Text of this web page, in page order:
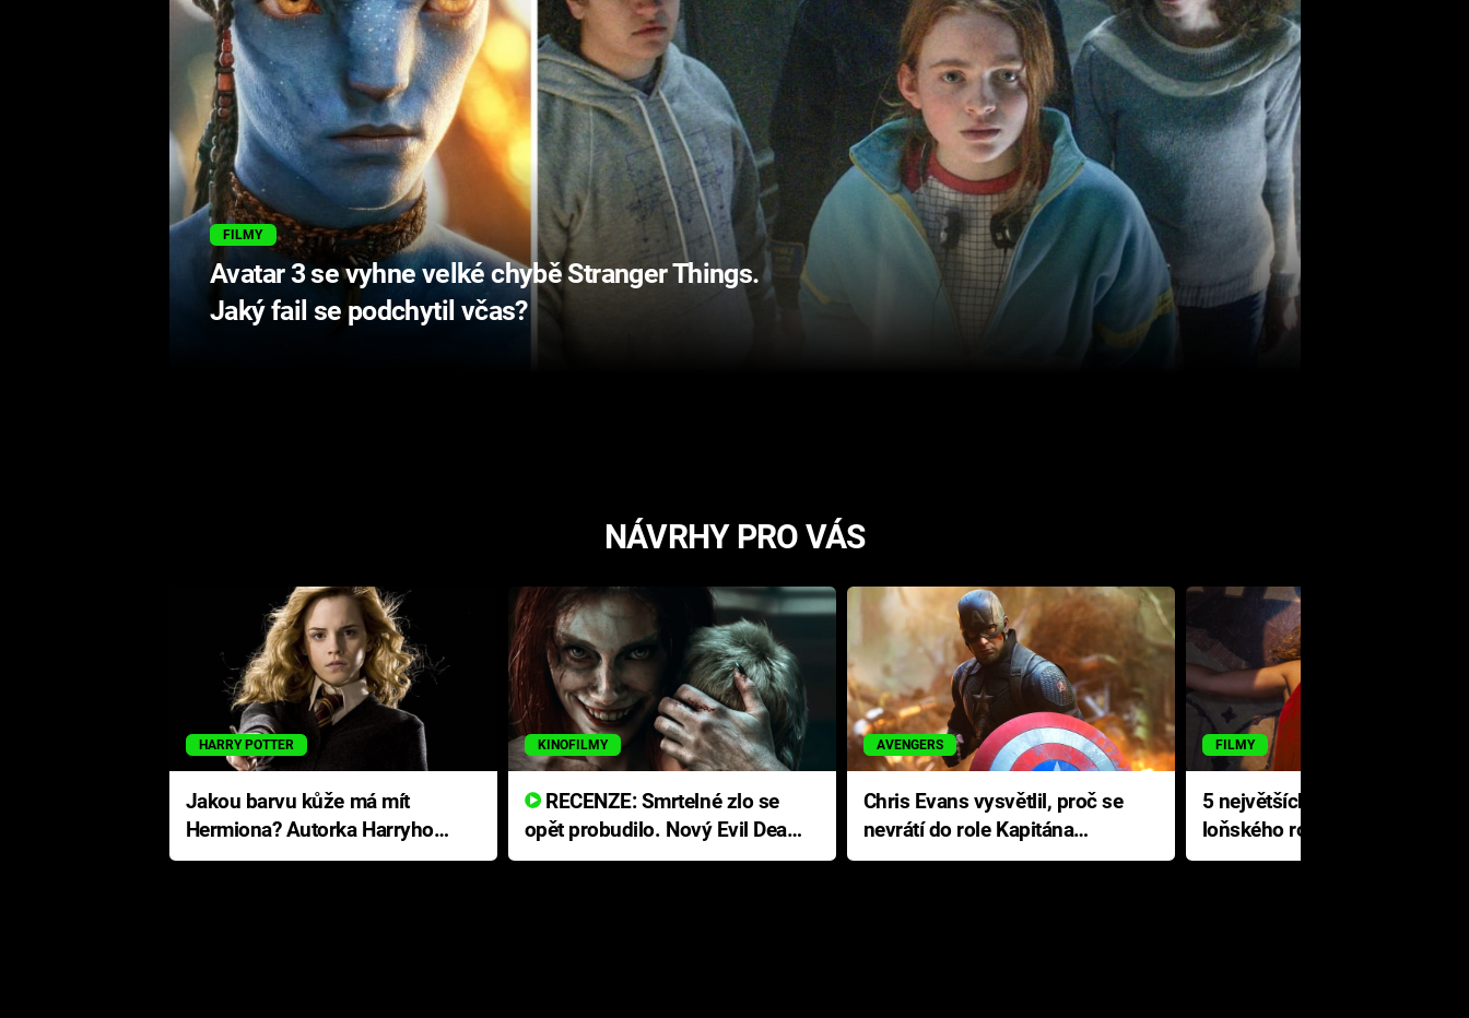
FILMY
Avatar 3 se vyhne velké chybě Stranger Things.
Jaký fail se podchytil včas?
NÁVRHY PRO VÁS
HARRY POTTER
Jakou barvu kůže má mít
Hermiona? Autorka Harryho
Pottera přišla s ráznou
KINOFILMY
RECENZE: Smrtelné zlo se
opět probudilo. Nový Evil Dead
přichází s neodolatelnou
AVENGERS
Chris Evans vysvětlil, proč se
nevrátí do role Kapitána
Ameriky
FILMY
5 největších propadáků
loňského roku: Disney na
jediné katastrofě prodělal 200